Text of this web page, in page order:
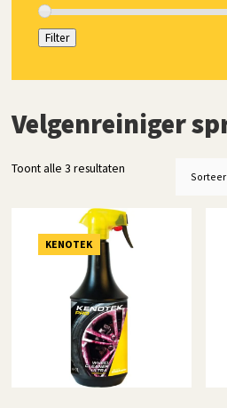
Filter
Velgenreiniger
Toont alle 3 resultaten
KENOTEK